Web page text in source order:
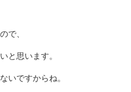
で、
と思います。
いですからね。